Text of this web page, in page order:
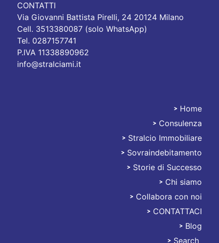
CONTATTI
Via Giovanni Battista Pirelli, 24 20124 Milano
Cell. 3513380087 (solo WhatsApp)
Tel. 0287157741
P.IVA 11338890962
info@stralciami.it
Home
Consulenza
Stralcio Immobiliare
Sovraindebitamento
Storie di Successo
Chi siamo
Collabora con noi
CONTATTACI
Blog
Search